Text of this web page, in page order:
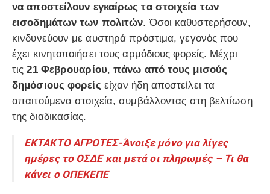
να αποστείλουν εγκαίρως τα στοιχεία των
εισοδημάτων των πολιτών. Όσοι καθυστερήσουν,
κινδυνεύουν με αυστηρά πρόστιμα, γεγονός που
έχει κινητοποιήσει τους αρμόδιους φορείς. Μέχρι
τις21 Φεβρουαρίου,πάνω από τους μισούς
δημόσιους φορείς είχαν ήδη αποστείλει τα
απαιτούμενα στοιχεία, συμβάλλοντας στη βελτίωση
της διαδικασίας.
ΕΚΤΑΚΤΟ ΑΓΡΟΤΕΣ-Άνοιξε μόνο για λίγες
ημέρες το ΟΣΔΕ και μετά οι πληρωμές – Τι θα
κάνει ο ΟΠΕΚΕΠΕ